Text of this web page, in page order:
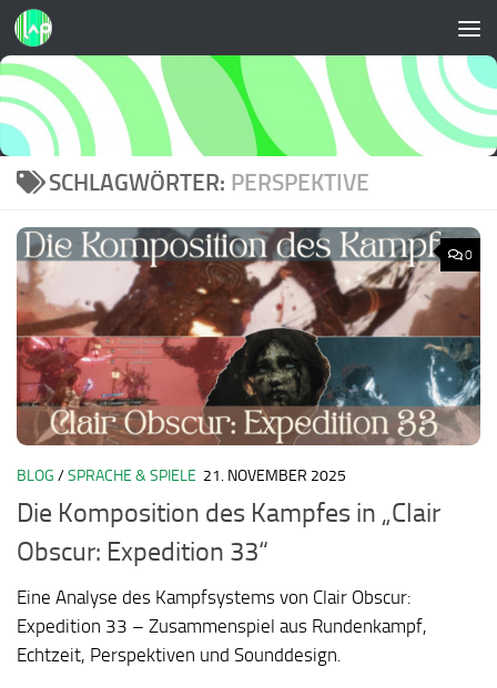
Zum Inhalt springen
SCHLAGWÖRTER: PERSPEKTIVE
0
BLOG /SPRACHE & SPIELE 21. NOVEMBER 2025
Die Komposition des Kampfes in „Clair
Obscur: Expedition 33“
Eine Analyse des Kampfsystems von Clair Obscur:
Expedition 33 – Zusammenspiel aus Rundenkampf,
Echtzeit, Perspektiven und Sounddesign.